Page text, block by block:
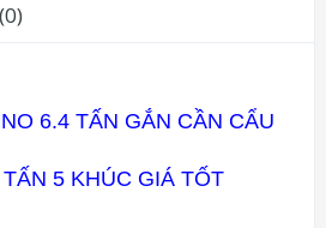
6.4 TẤN GẮN CẦN CẨU
5 KHÚC GIÁ TỐT